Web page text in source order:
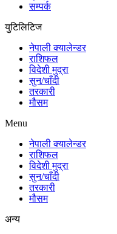
सम्पर्क
युटिलिटिज
नेपाली क्यालेन्डर
राशिफल
विदेशी मुद्रा
सुन/चाँदी
तरकारी
मौसम
Menu
नेपाली क्यालेन्डर
राशिफल
विदेशी मुद्रा
सुन/चाँदी
तरकारी
मौसम
अन्य